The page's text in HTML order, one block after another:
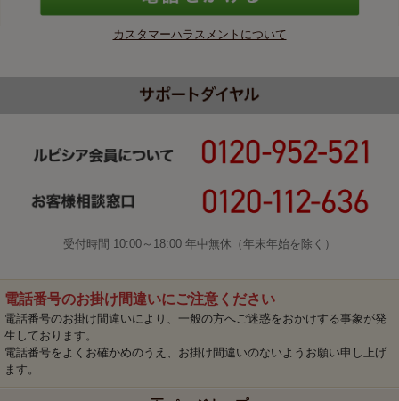
カスタマーハラスメントについて
受付時間 10:00～18:00 年中無休（年末年始を除く）
電話番号のお掛け間違いにご注意ください
電話番号のお掛け間違いにより、一般の方へご迷惑をおかけする事象が発
生しております。
電話番号をよくお確かめのうえ、お掛け間違いのないようお願い申し上げ
ます。